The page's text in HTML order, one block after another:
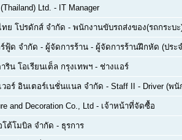
Ltd. - IT Manager
ย โปรดักส์ จำกัด - พนักงานขับรถส่งของ(รถกระบะ
ฟู้ด จำกัด - ผู้จัดการร้าน - ผู้จัดการร้านฝึกหัด (ประ
ริน โอเรียนเต็ล กรุงเทพฯ - ช่างแอร์
วอร์ อินเตอร์เนชั่นแนล จำกัด - Staff II - Driver (พ
and Decoration Co., Ltd - เจ้าหน้าที่จัดซื้อ
ต้โมบิล จำกัด - ธุรการ